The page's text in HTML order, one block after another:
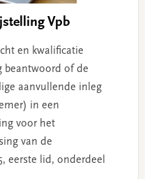
Vpb
en kwalificatie
beantwoord of de
aanvullende inleg
in een
voor het
van de
eerste lid, onderdeel